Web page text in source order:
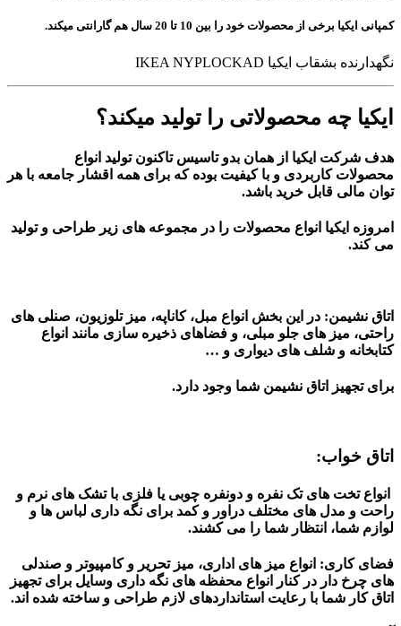
کمپانی ایکیا برخی از محصولات خود را بین 10 تا 20 سال هم گارانتی میکند.
نگهدارنده بشقاب ایکیا IKEA NYPLOCKAD
ایکیا چه محصولاتی را تولید میکند؟
هدف شرکت ایکیا از همان بدو تاسیس تاکنون تولید انواع
محصولاتکاربردی و با کیفیت بوده که برای همه اقشار جامعه با هر
توان مالی قابل خرید باشد.
امروزه ایکیا انواع محصولات را در مجموعه های زیر طراحی و تولید
می کند.
اتاق نشیمن: در این بخش انواع مبل، کاناپه، میز تلوزیون، صنلی های
راحتی، میز های جلو مبلی، و فضاهای ذخیره سازی مانند انواع
کتابخانه و شلف های دیواری و …
برای تجهیز اتاق نشیمن شما وجود دارد.
اتاق خواب:
انواع تخت های تک نفره و دونفره چوبی یا فلزی با تشک های نرم و
راحت و مدل های مختلف دراور و کمد برای نگه داری لباس ها و
لوازم شما، انتظار شما را می کشند.
فضای کاری: انواع میز های اداری، میز تحریر و کامپیوتر و صندلی
های چرخ دار در کنار انواع محفظه های نگه داری وسایل برای تجهیز
اتاق کار شما با رعایت استانداردهای لازم طراحی و ساخته شده اند.